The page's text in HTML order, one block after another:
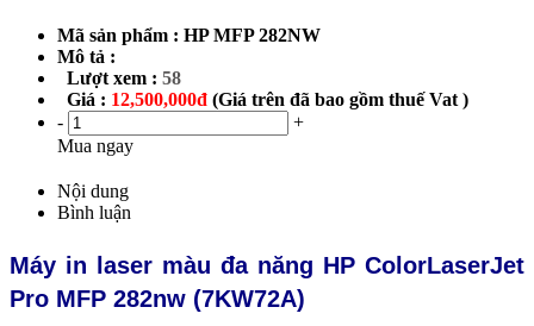
Mã sản phẩm : HP MFP 282NW
Mô tả :
Lượt xem : 58
Giá : 12,500,000đ (Giá trên đã bao gồm thuế Vat )
-
+
Mua ngay
Nội dung
Bình luận
Máy in laser màu đa năng HP ColorLaserJet
Pro MFP 282nw (7KW72A)